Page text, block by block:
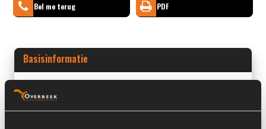
Bel me terug PDF
Basisinformatie
Voorraad nummer:
Machine:
Deutz